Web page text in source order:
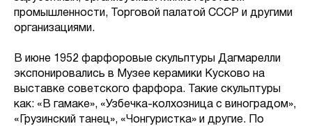
промышленности, Торговой палатой СССР и другими
организациями.
В июне 1952 фарфоровые скульптуры Дагмарелли
экспонировались в Музее керамики Кусково на
выставке советского фарфора. Такие скульптуры
как: «В гамаке», «Узбечка-колхозница с виноградом»,
«Грузинский танец», «Чонгуристка» и другие. По